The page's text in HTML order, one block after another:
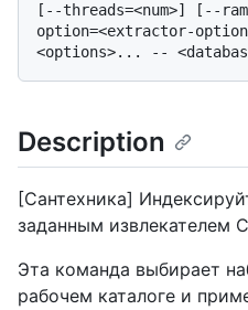
[--threads=<num>] [--
option=<extractor-option-
Description
[Сантехника]
заданным извлекателем
Эта команда выбирает
рабочем каталоге и